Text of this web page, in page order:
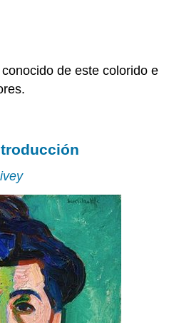
de este colorido e